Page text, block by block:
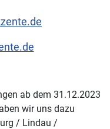
ab dem 31.12.2023
wir uns dazu
/ Lindau /